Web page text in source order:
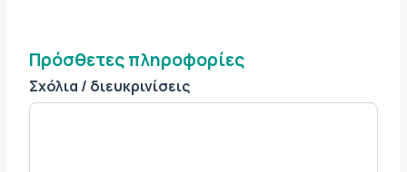
Πρόσθετες πληροφορίες
Σχόλια / διευκρινίσεις